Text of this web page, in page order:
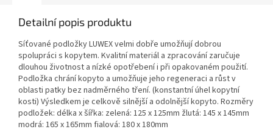
Detailní popis produktu
Síťované podložky LUWEX velmi dobře umožňují dobrou
spolupráci s kopytem. Kvalitní materiál a zpracování zaručuje
dlouhou životnost a nízké opotřebení i při opakovaném použití.
Podložka chrání kopyto a umožňuje jeho regeneraci a růst v
oblasti patky bez nadměrného tření. (konstantní úhel kopytní
kosti) Výsledkem je celkově silnější a odolnější kopyto. Rozměry
podložek: délka x šířka: zelená: 125 x 125mm žlutá: 145 x 145mm
modrá: 165 x 165mm fialová: 180 x 180mm